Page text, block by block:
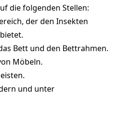
die folgenden Stellen:
der den Insekten
Bett und den Bettrahmen.
Möbeln.
und unter